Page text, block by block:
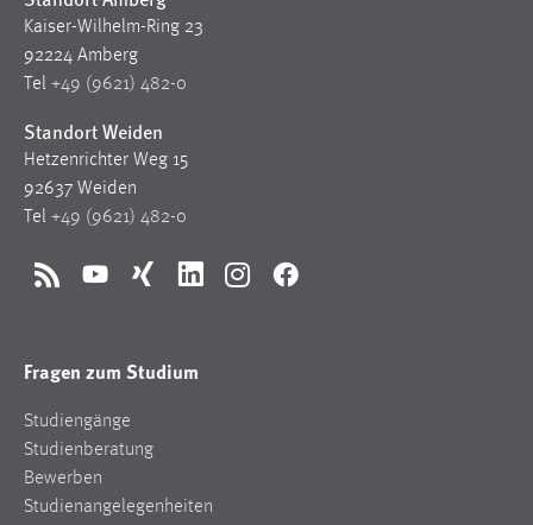
Kaiser-Wilhelm-Ring 23
92224 Amberg
Tel +49 (9621) 482-0
Standort Weiden
Hetzenrichter Weg 15
92637 Weiden
Tel +49 (9621) 482-0
RSS YouTubeXing LinkedInInstagramFacebook
Fragen zum Studium
Studiengänge
Studienberatung
Bewerben
Studienangelegenheiten